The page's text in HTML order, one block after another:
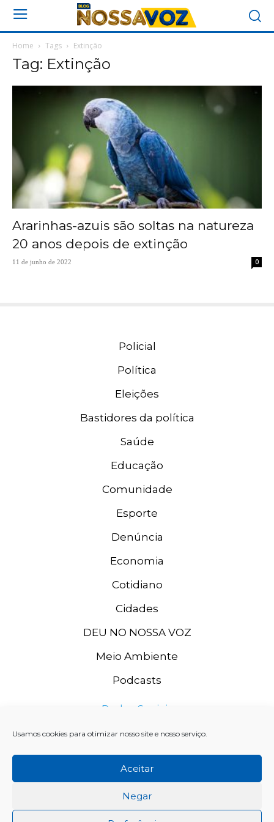
Usamos cookies para otimizar nosso site e nosso serviço.
Aceitar
Negar
Home Tags Extinção
Tag: Extinção
Ararinhas-azuis são soltas na natureza
20 anos depois de extinção
11 de junho de 2022 0
Policial
Política
Eleições
Bastidores da política
Saúde
Educação
Comunidade
Esporte
Denúncia
Economia
Cotidiano
Cidades
DEU NO NOSSA VOZ
Meio Ambiente
Podcasts
Redes Sociais